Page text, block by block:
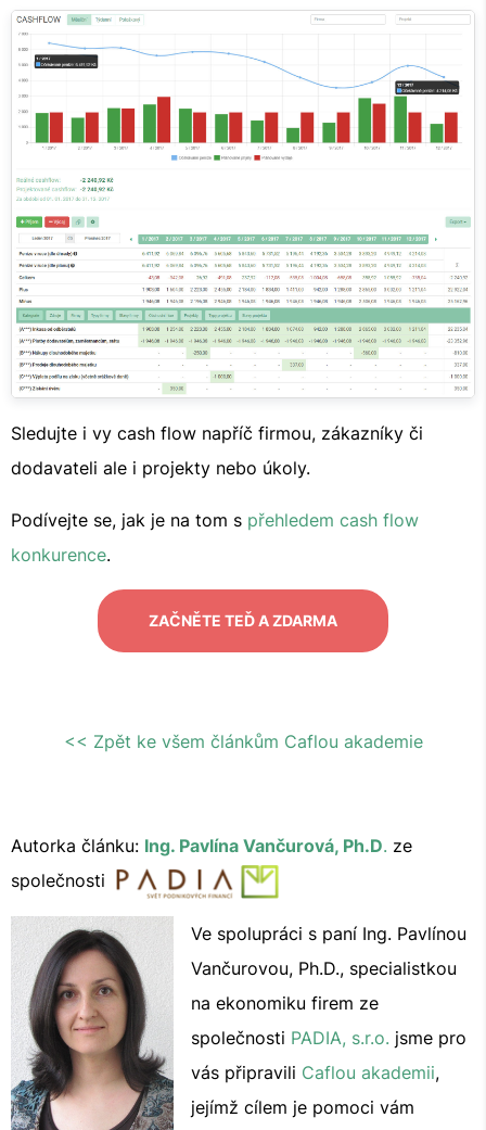
Sledujte i vy cash flow napříč firmou, zákazníky či
dodavateli ale i projekty nebo úkoly.
Podívejte se, jak je na tom s přehledem cash flow
konkurence.
ZAČNĚTE TEĎ A ZDARMA
<< Zpět ke všem článkům Caflou akademie
Autorka článku: Ing. Pavlína Vančurová, Ph.D. ze
společnosti
Ve spolupráci s paní Ing. Pavlínou
Vančurovou, Ph.D., specialistkou
na ekonomiku firem ze
společnosti PADIA, s.r.o. jsme pro
vás připravili Caflou akademii,
jejímž cílem je pomoci vám